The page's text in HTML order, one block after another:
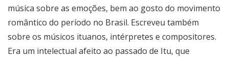
música sobre as emoções, bem ao gosto do movimento
romântico do período no Brasil. Escreveu também
sobre os músicos ituanos, intérpretes e compositores.
Era um intelectual afeito ao passado de Itu, que